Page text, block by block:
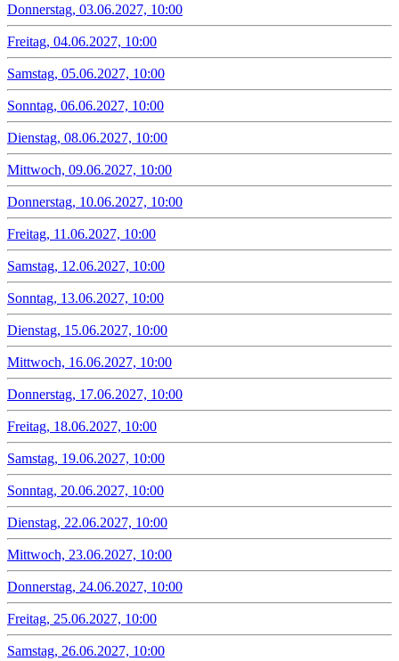
Donnerstag, 03.06.2027, 10:00
Freitag, 04.06.2027, 10:00
Samstag, 05.06.2027, 10:00
Sonntag, 06.06.2027, 10:00
Dienstag, 08.06.2027, 10:00
Mittwoch, 09.06.2027, 10:00
Donnerstag, 10.06.2027, 10:00
Freitag, 11.06.2027, 10:00
Samstag, 12.06.2027, 10:00
Sonntag, 13.06.2027, 10:00
Dienstag, 15.06.2027, 10:00
Mittwoch, 16.06.2027, 10:00
Donnerstag, 17.06.2027, 10:00
Freitag, 18.06.2027, 10:00
Samstag, 19.06.2027, 10:00
Sonntag, 20.06.2027, 10:00
Dienstag, 22.06.2027, 10:00
Mittwoch, 23.06.2027, 10:00
Donnerstag, 24.06.2027, 10:00
Freitag, 25.06.2027, 10:00
Samstag, 26.06.2027, 10:00